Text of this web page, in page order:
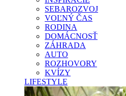
SEBAROZVOJ
VOĽNÝ ČAS
RODINA
DOMÁCNOSŤ
ZÁHRADA
AUTO
ROZHOVORY
KVÍZY
LIFESTYLE